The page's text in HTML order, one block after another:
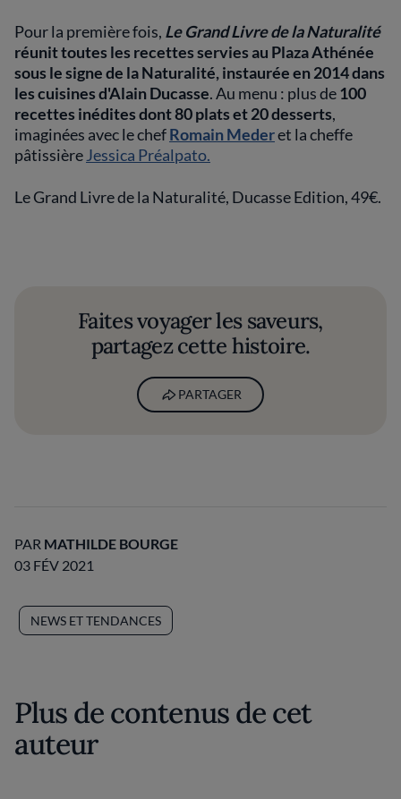
Pour la première fois, Le Grand Livre de la Naturalité
réunit toutes les recettes servies au Plaza Athénée
sous le signe de la Naturalité, instaurée en 2014 dans
les cuisines d'Alain Ducasse. Au menu : plus de100
recettes inédites dont 80 plats et 20 desserts,
imaginées avec le chefRomain Mederet la cheffe
pâtissière Jessica Préalpato.
Le Grand Livre de la Naturalité, Ducasse Edition, 49€.
Faites voyager les saveurs,
partagez cette histoire.
PARTAGER
PAR MATHILDE BOURGE
03 FÉV 2021
NEWS ET TENDANCES
Plus de contenus de cet
auteur